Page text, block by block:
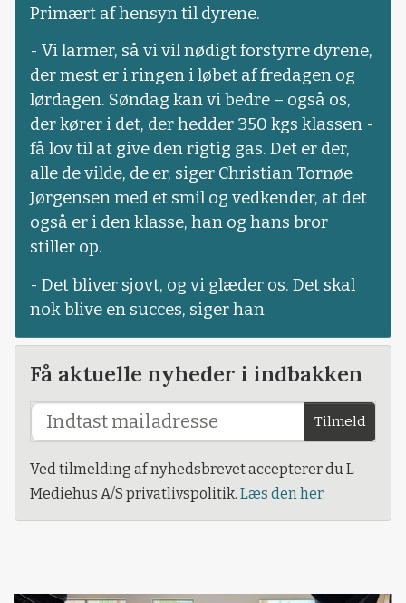
Primært af hensyn til dyrene.
- Vi larmer, så vi vil nødigt forstyrre dyrene,
der mest er i ringen i løbet af fredagen og
lørdagen. Søndag kan vi bedre – også os,
der kører i det, der hedder 350 kgs klassen -
få lov til at give den rigtig gas. Det er der,
alle de vilde, de er, siger Christian Tornøe
Jørgensen med et smil og vedkender, at det
også er i den klasse, han og hans bror
stiller op.
- Det bliver sjovt, og vi glæder os. Det skal
nok blive en succes, siger han
Få aktuelle nyheder i indbakken
Tilmeld
Ved tilmelding af nyhedsbrevet accepterer du L-
Mediehus A/S privatlivspolitik. Læs den her.